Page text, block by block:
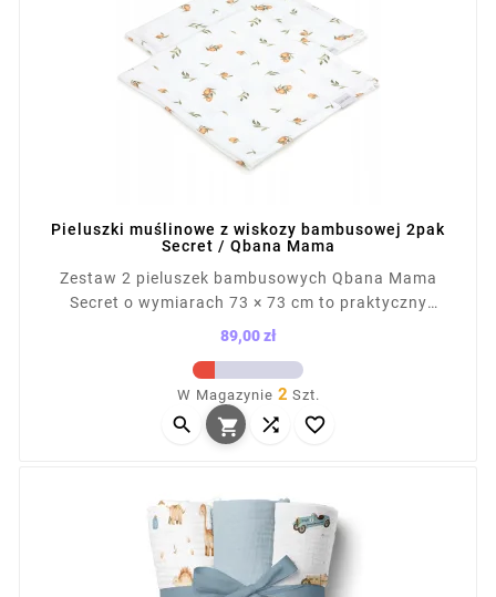
Pieluszki muślinowe z wiskozy bambusowej 2pak
Secret / Qbana Mama
Zestaw 2 pieluszek bambusowych Qbana Mama
Secret o wymiarach 73 × 73 cm to praktyczny
element wyprawki dla noworodka. Miękkie, chłonne i
podkład czy przytulanka. Wykonane z tkaniny 100%
bambusowej z certyfikatem Oeko-Tex klasa 1.
Wyprodukowano w Polsce.
89,00 zł
W Magazynie 2 Szt.
   